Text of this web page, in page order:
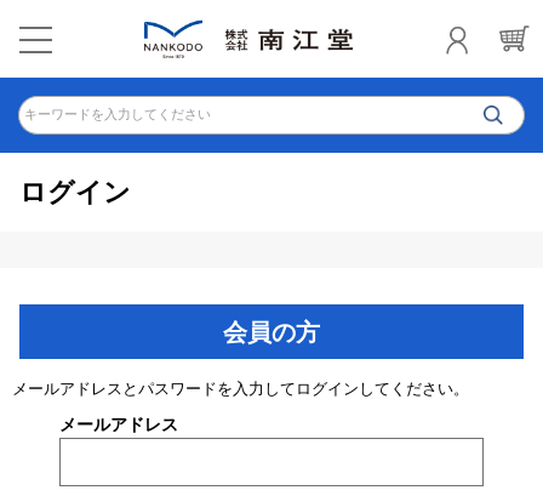
キーワードを入力してください
ログイン
会員の方
メールアドレスとパスワードを入力してログインしてください。
メールアドレス